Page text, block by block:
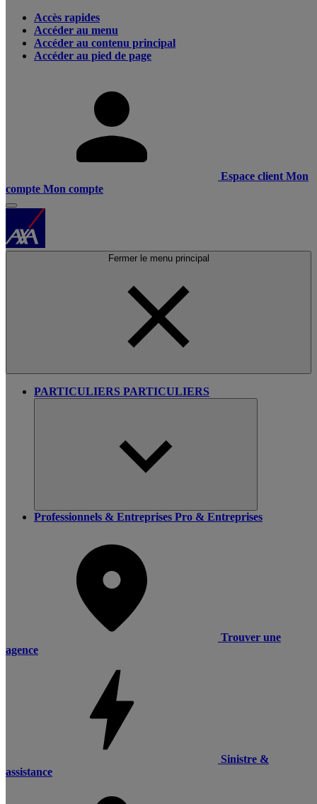
Accès rapides
Accéder au menu
Accéder au contenu principal
Accéder au pied de page
Espace client Mon
compte Mon compte
Fermer le menu principal
PARTICULIERS PARTICULIERS
Professionnels & Entreprises Pro & Entreprises
Trouver une
agence
Sinistre &
assistance